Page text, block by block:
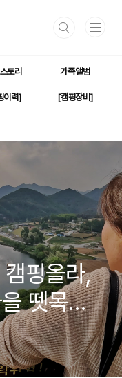
토리 가족앨범
이력] [캠핑장비]
핑올라,
뗏목체